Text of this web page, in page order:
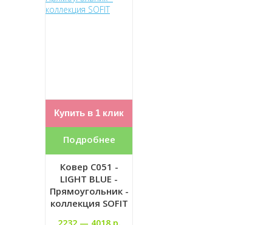
Купить в 1 клик
Подробнее
Ковер C051 -
LIGHT BLUE -
Прямоугольник -
коллекция SOFIT